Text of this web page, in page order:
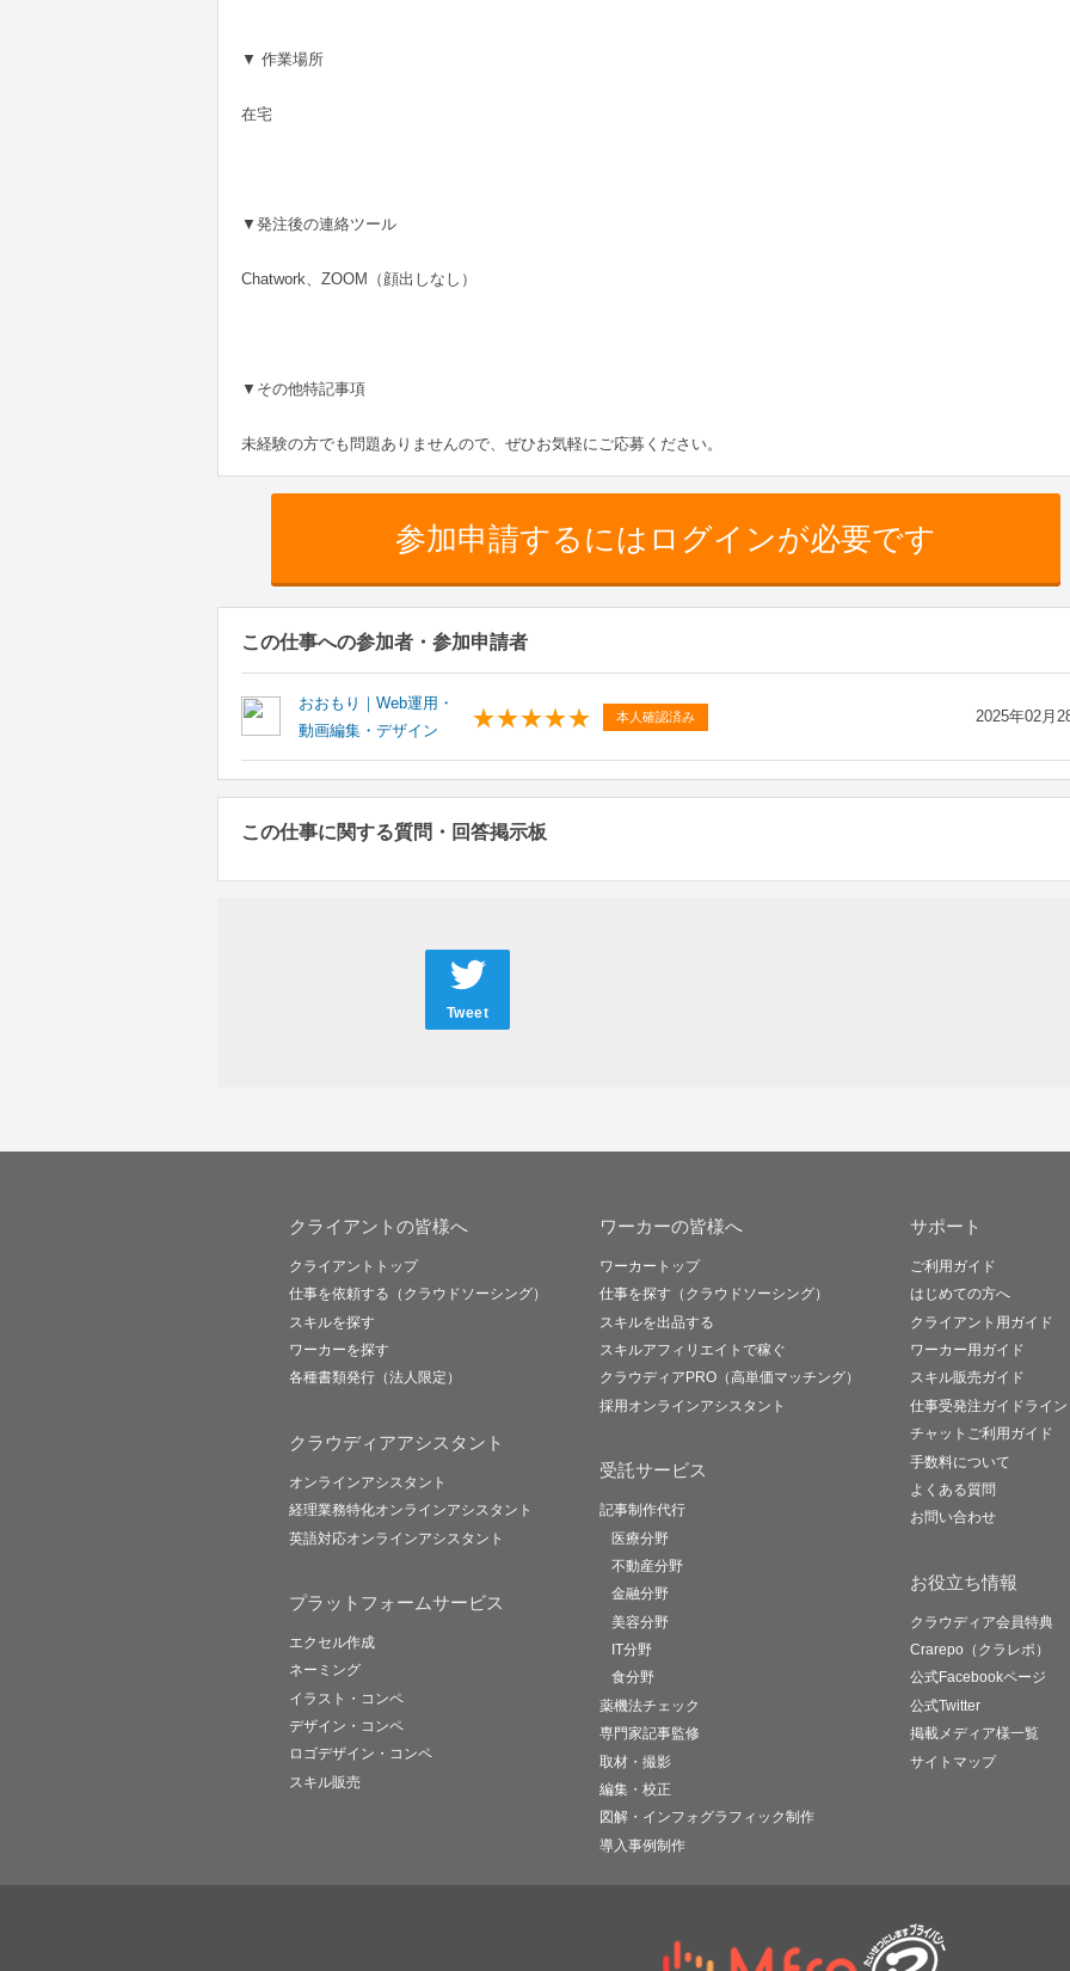
▼ 作業場所
在宅
▼発注後の連絡ツール
Chatwork、ZOOM（顔出しなし）
▼その他特記事項
未経験の方でも問題ありませんので、ぜひお気軽にご応募ください。
参加申請するにはログインが必要です
この仕事への参加者・参加申請者
おおもり｜Web運用・
動画編集・デザイン
本人確認済み 2025年02月
この仕事に関する質問・回答掲示板
Tweet
クライアントの皆様へ
クライアントトップ
仕事を依頼する（クラウドソーシング）
スキルを探す
ワーカーを探す
各種書類発行（法人限定）
クラウディアアシスタント
オンラインアシスタント
経理業務特化オンラインアシスタント
英語対応オンラインアシスタント
プラットフォームサービス
エクセル作成
ネーミング
イラスト・コンペ
デザイン・コンペ
ロゴデザイン・コンペ
スキル販売
ワーカーの皆様へ
ワーカートップ
仕事を探す（クラウドソーシング）
スキルを出品する
スキルアフィリエイトで稼ぐ
クラウディアPRO（高単価マッチング）
採用オンラインアシスタント
受託サービス
記事制作代行
医療分野
不動産分野
金融分野
美容分野
IT分野
食分野
薬機法チェック
専門家記事監修
取材・撮影
編集・校正
図解・インフォグラフィック制作
導入事例制作
サポート
ご利用ガイド
はじめての方へ
クライアント用ガイド
ワーカー用ガイド
スキル販売ガイド
仕事受発注ガイドライン
チャットご利用ガイド
手数料について
よくある質問
お問い合わせ
お役立ち情報
クラウディア会員特典
Crarepo（クラレポ）
公式Facebookページ
公式Twitter
掲載メディア様一覧
サイトマップ